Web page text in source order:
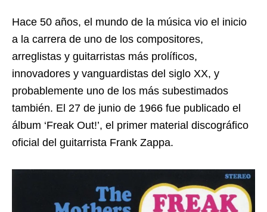
Hace 50 años, el mundo de la música vio el inicio
a la carrera de uno de los compositores,
arreglistas y guitarristas más prolíficos,
innovadores y vanguardistas del siglo XX, y
probablemente uno de los más subestimados
también. El 27 de junio de 1966 fue publicado el
álbum ‘Freak Out!’, el primer material discográfico
oficial del guitarrista Frank Zappa.